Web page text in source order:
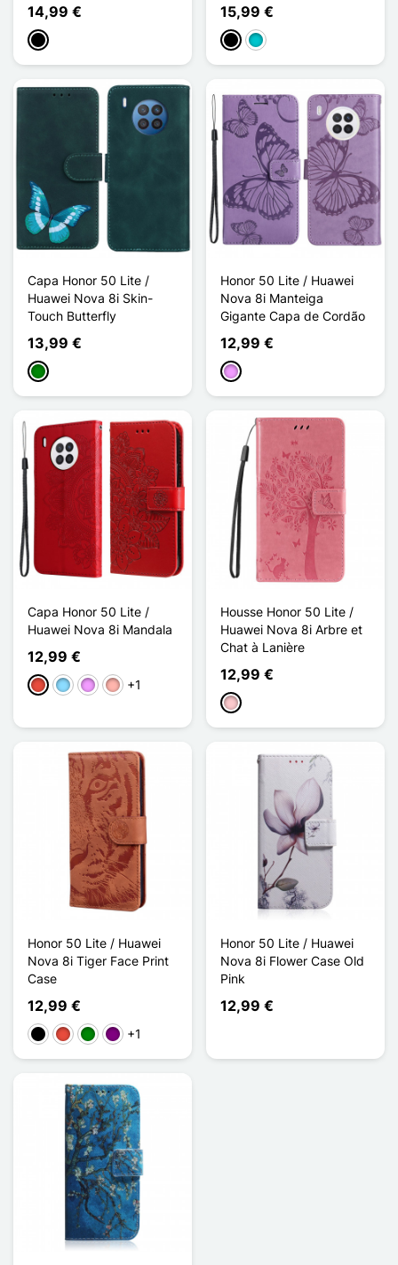
14,99 €
Preto
15,99 €
PretoTurquesa
Capa Honor 50 Lite /
Huawei Nova 8i Skin-
Touch Butterfly
13,99 €
Verde
Honor 50 Lite / Huawei
Nova 8i Manteiga
Gigante Capa de Cordão
12,99 €
Violeta ligeira
Capa Honor 50 Lite /
Huawei Nova 8i Mandala
12,99 €
VermelhoAzul Claro
Violeta ligeira
Ouro rosa
+1
Housse Honor 50 Lite /
Huawei Nova 8i Arbre et
Chat à Lanière
12,99 €
Rosa
Honor 50 Lite / Huawei
Nova 8i Tiger Face Print
Case
12,99 €
PretoVermelho
VerdePúrpura
+1
Honor 50 Lite / Huawei
Nova 8i Flower Case Old
Pink
12,99 €